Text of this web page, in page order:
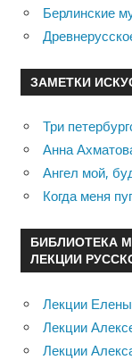
Берлинские
ЗАМЕТКИ
Три
Анна
Ангел мой,
Когда меня
БИБЛИОТЕКА
ЛЕКЦИИ
Лекции
Лекции
Лекции